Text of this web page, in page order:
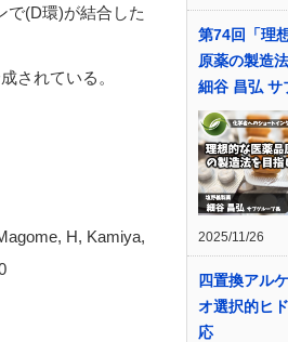
で(D環)が結合した
されている。
H, Kamiya,
第74回「理
原薬の製造
細谷 昌弘 サ
2025/11/26
四置換アル
オ選択的ヒ
応